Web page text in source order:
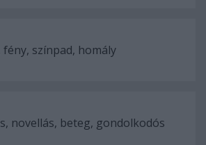
fény, színpad, homály
novellás, beteg, gondolkodós